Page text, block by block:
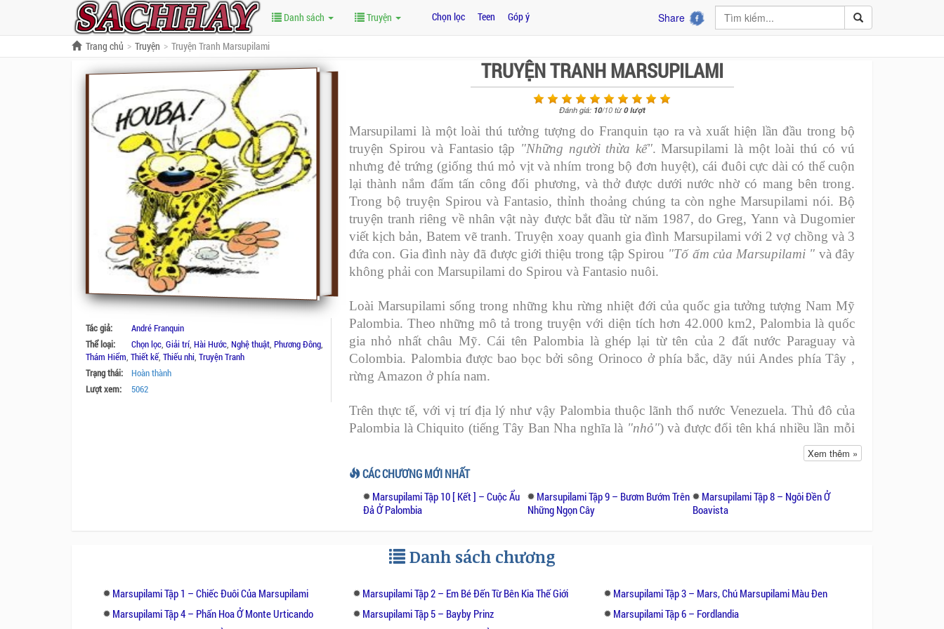
Danh sách Truyện Chọn lọc Teen Góp ý Share
Trang chủ Truyện Truyện Tranh Marsupilami
Tác giả:
André Franquin
Thể loại:
Chọn lọc, Giải trí, Hài Hước, Nghệ thuật, Phương Đông,
Thám Hiểm, Thiết kế, Thiếu nhi, Truyện Tranh
Trạng thái:
Hoàn thành
Lượt xem:
5062
TRUYỆN TRANH MARSUPILAMI
Đánh giá: 10/10từ0lượt
Marsupilami là một loài thú tưởng tượng do Franquin tạo ra và xuất hiện lần đầu trong bộ
truyện Spirou và Fantasio tập "Những người thừa kế". Marsupilami là một loài thú có vú
nhưng đẻ trứng (giống thú mỏ vịt và nhím trong bộ đơn huyệt), cái đuôi cực dài có thể cuộn
lại thành nắm đấm tấn công đối phương, và thở được dưới nước nhờ có mang bên trong.
Trong bộ truyện Spirou và Fantasio, thỉnh thoảng chúng ta còn nghe Marsupilami nói. Bộ
truyện tranh riêng về nhân vật này được bắt đầu từ năm 1987, do Greg, Yann và Dugomier
viết kịch bản, Batem vẽ tranh. Truyện xoay quanh gia đình Marsupilami với 2 vợ chồng và 3
đứa con. Gia đình này đã được giới thiệu trong tập Spirou "Tố ấm của Marsupilami " và đây
không phải con Marsupilami do Spirou và Fantasio nuôi.
Loài Marsupilami sống trong những khu rừng nhiệt đới của quốc gia tưởng tượng Nam Mỹ
Palombia.Theo những mô tả trong truyện với diện tích hơn 42.000 km2, Palombia là quốc
gia nhỏ nhất châu Mỹ. Cái tên Palombia là ghép lại từ tên của 2 đất nước Paraguay và
Colombia. Palombia được bao bọc bởi sông Orinoco ở phía bắc, dãy núi Andes phía Tây ,
rừng Amazon ở phía nam.
Trên thực tế, với vị trí địa lý như vậy Palombia thuộc lãnh thổ nước Venezuela. Thủ đô của
Palombia là Chiquito (tiếng Tây Ban Nha nghĩa là "nhỏ") và được đổi tên khá nhiều lần mỗi
khi thay đổi chế độ. Như nhiều nước Nam Mỹ khác, Tây Ban Nha là ngôn ngữ chính thức
Xem thêm »
CÁC CHƯƠNG MỚI NHẤT
Marsupilami Tập 10 [ Kết ] – Cuộc Ẩu
Đả Ở Palombia
Marsupilami Tập 9 – Bươm Bướm Trên
Những Ngọn Cây
Marsupilami Tập 8 – Ngôi Đền Ở
Boavista
Danh sách chương
Marsupilami Tập 1 – Chiếc Đuôi Của Marsupilami Marsupilami Tập 2 – Em Bé Đến Từ Bên Kia Thế Giới
Marsupilami Tập 3 – Mars, Chú Marsupilami Màu Đen
Marsupilami Tập 4 – Phấn Hoa Ở Monte Urticando
Marsupilami Tập 5 – Bayby Prinz
Marsupilami Tập 6 – Fordlandia